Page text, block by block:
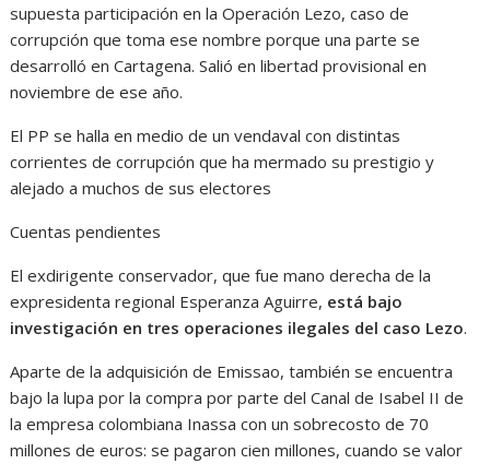
supuesta participación en la Operación Lezo, caso de
corrupción que toma ese nombre porque una parte se
desarrolló en Cartagena. Salió en libertad provisional en
noviembre de ese año.
El PP se halla en medio de un vendaval con distintas
corrientes de corrupción que ha mermado su prestigio y
alejado a muchos de sus electores
Cuentas pendientes
El exdirigente conservador, que fue mano derecha de la
expresidenta regional Esperanza Aguirre, está bajo
investigación en tres operaciones ilegales del caso Lezo.
Aparte de la adquisición de Emissao, también se encuentra
bajo la lupa por la compra por parte del Canal de Isabel II de
la empresa colombiana Inassa con un sobrecosto de 70
millones de euros: se pagaron cien millones, cuando se valor